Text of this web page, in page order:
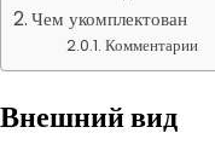
Чем укомплектован
Комментарии
Внешний вид